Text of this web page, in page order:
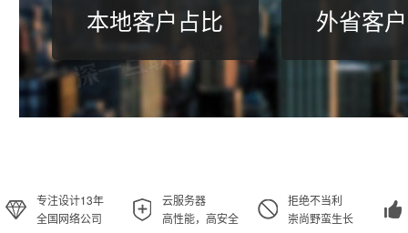
本地客户占比 外省客
专注设计13年
全国网络公司
云服务器
高性能，高安全
拒绝不当利
崇尚野蛮生长